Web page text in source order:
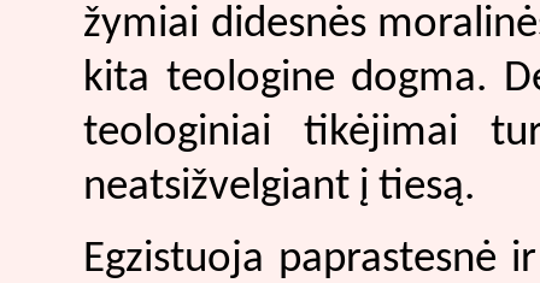
žymiai didesnės
kita teologine dogma.
teologiniai tikėjimai
neatsižvelgiant į tiesą.
Egzistuoja paprastesnė